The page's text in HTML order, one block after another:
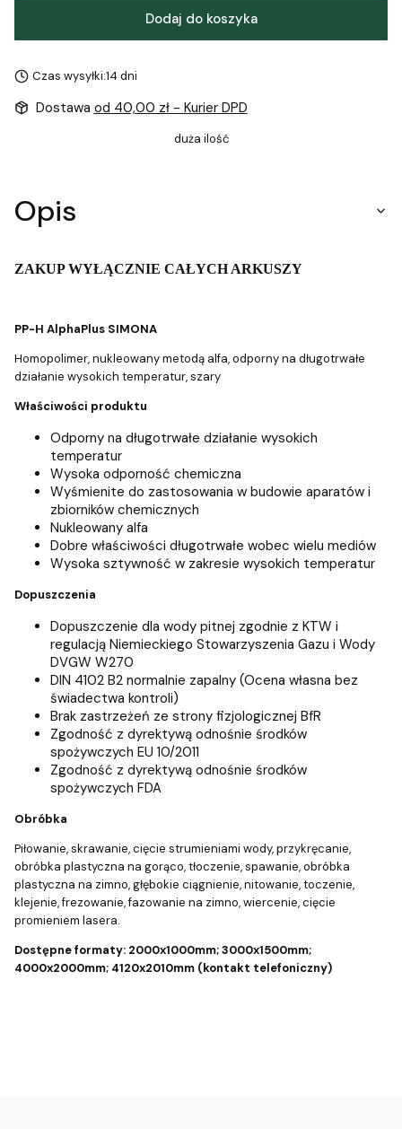
Dodaj do koszyka
Czas wysyłki:14 dni
Dostawa od 40,00 zł - Kurier DPD
duża ilość
Opis
ZAKUP WYŁĄCZNIE CAŁYCH ARKUSZY
PP-H AlphaPlus SIMONA
Homopolimer, nukleowany metodą alfa, odporny na długotrwałe
działanie wysokich temperatur, szary
Właściwości produktu
Odporny na długotrwałe działanie wysokich
temperatur
Wysoka odporność chemiczna
Wyśmienite do zastosowania w budowie aparatów i
zbiorników chemicznych
Nukleowany alfa
Dobre właściwości długotrwałe wobec wielu mediów
Wysoka sztywność w zakresie wysokich temperatur
Dopuszczenia
Dopuszczenie dla wody pitnej zgodnie z KTW i
regulacją Niemieckiego Stowarzyszenia Gazu i Wody
DVGW W270
DIN 4102 B2 normalnie zapalny (Ocena własna bez
świadectwa kontroli)
Brak zastrzeżeń ze strony fizjologicznej BfR
Zgodność z dyrektywą odnośnie środków
spożywczych EU 10/2011
Zgodność z dyrektywą odnośnie środków
spożywczych FDA
Obróbka
Piłowanie, skrawanie, cięcie strumieniami wody, przykręcanie,
obróbka plastyczna na gorąco, tłoczenie, spawanie, obróbka
plastyczna na zimno, głębokie ciągnienie, nitowanie, toczenie,
klejenie, frezowanie, fazowanie na zimno, wiercenie, cięcie
promieniem lasera.
Dostępne formaty: 2000x1000mm; 3000x1500mm;
4000x2000mm; 4120x2010mm (kontakt telefoniczny)